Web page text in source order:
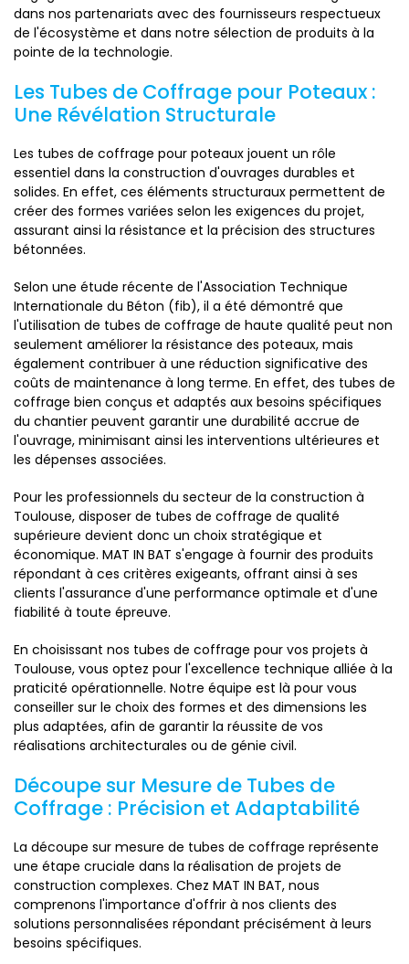
dans nos partenariats avec des fournisseurs respectueux
de l'écosystème et dans notre sélection de produits à la
pointe de la technologie.
Les Tubes de Coffrage pour Poteaux :
Une Révélation Structurale
Les tubes de coffrage pour poteaux jouent un rôle
essentiel dans la construction d'ouvrages durables et
solides. En effet, ces éléments structuraux permettent de
créer des formes variées selon les exigences du projet,
assurant ainsi la résistance et la précision des structures
bétonnées.
Selon une étude récente de l'Association Technique
Internationale du Béton (fib), il a été démontré que
l'utilisation de tubes de coffrage de haute qualité peut non
seulement améliorer la résistance des poteaux, mais
également contribuer à une réduction significative des
coûts de maintenance à long terme. En effet, des tubes de
coffrage bien conçus et adaptés aux besoins spécifiques
du chantier peuvent garantir une durabilité accrue de
l'ouvrage, minimisant ainsi les interventions ultérieures et
les dépenses associées.
Pour les professionnels du secteur de la construction à
Toulouse, disposer de tubes de coffrage de qualité
supérieure devient donc un choix stratégique et
économique. MAT IN BAT s'engage à fournir des produits
répondant à ces critères exigeants, offrant ainsi à ses
clients l'assurance d'une performance optimale et d'une
fiabilité à toute épreuve.
En choisissant nos tubes de coffrage pour vos projets à
Toulouse, vous optez pour l'excellence technique alliée à la
praticité opérationnelle. Notre équipe est là pour vous
conseiller sur le choix des formes et des dimensions les
plus adaptées, afin de garantir la réussite de vos
réalisations architecturales ou de génie civil.
Découpe sur Mesure de Tubes de
Coffrage : Précision et Adaptabilité
La découpe sur mesure de tubes de coffrage représente
une étape cruciale dans la réalisation de projets de
construction complexes. Chez MAT IN BAT, nous
comprenons l'importance d'offrir à nos clients des
solutions personnalisées répondant précisément à leurs
besoins spécifiques.